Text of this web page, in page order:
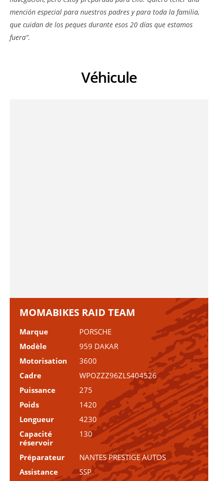
mención especial para nuestros padres y para toda la familia,
que cuidan de los peques durante esos 20 días que estamos
fuera”.
Véhicule
MOMABIKES RAID TEAM
Marque
PORSCHE
Modèle
959 DAKAR
Motorisation
3600
Cadre
WPOZZZ96ZLS404526
Puissance
275
Poids
1420
Longueur
4230
Capacité
réservoir
130
Préparateur
NANTES PRESTIGE AUTOS
Assistance
SSP